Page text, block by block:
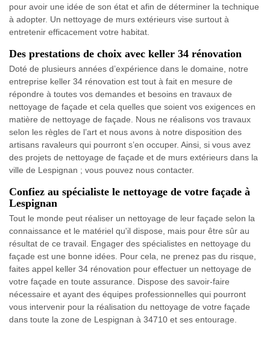
pour avoir une idée de son état et afin de déterminer la technique
à adopter. Un nettoyage de murs extérieurs vise surtout à
entretenir efficacement votre habitat.
Des prestations de choix avec keller 34 rénovation
Doté de plusieurs années d’expérience dans le domaine, notre
entreprise keller 34 rénovation est tout à fait en mesure de
répondre à toutes vos demandes et besoins en travaux de
nettoyage de façade et cela quelles que soient vos exigences en
matière de nettoyage de façade. Nous ne réalisons vos travaux
selon les règles de l’art et nous avons à notre disposition des
artisans ravaleurs qui pourront s’en occuper. Ainsi, si vous avez
des projets de nettoyage de façade et de murs extérieurs dans la
ville de Lespignan ; vous pouvez nous contacter.
Confiez au spécialiste le nettoyage de votre façade à
Lespignan
Tout le monde peut réaliser un nettoyage de leur façade selon la
connaissance et le matériel qu'il dispose, mais pour être sûr au
résultat de ce travail. Engager des spécialistes en nettoyage du
façade est une bonne idées. Pour cela, ne prenez pas du risque,
faites appel keller 34 rénovation pour effectuer un nettoyage de
votre façade en toute assurance. Dispose des savoir-faire
nécessaire et ayant des équipes professionnelles qui pourront
vous intervenir pour la réalisation du nettoyage de votre façade
dans toute la zone de Lespignan à 34710 et ses entourage.